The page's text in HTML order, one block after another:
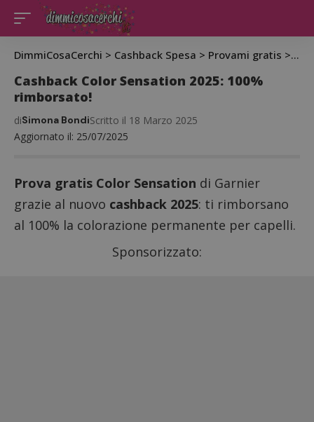
DimmiCosaCerchi > Cashback Spesa > Provami gratis >
Cashback Color Sensation 2025: 100%
rimborsato!
Aggiornato il: 25/07/2025
diSimona BondiScritto il 18 Marzo 2025
Prova gratis Color Sensation di Garnier
grazie al nuovo cashback 2025: ti rimborsano
al 100% la colorazione permanente per capelli.
Sponsorizzato: